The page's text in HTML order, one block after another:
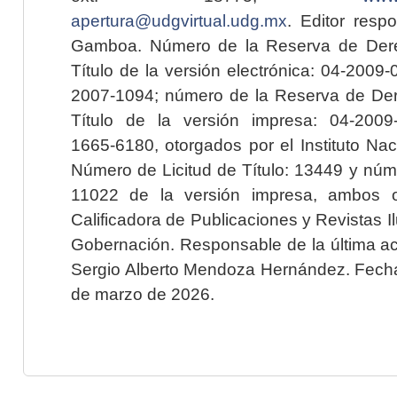
apertura@udgvirtual.udg.mx. Editor
Gamboa. Número de la Reserva de
Título de la versión electrónica: 04-2009-
2007-1094; número de la Reserva de
Título de la versión impresa: 04-2009-
1665-6180, otorgados por el Instituto
Número de Licitud de Título: 13449 y
11022 de la versión impresa, ambos
Calificadora de Publicaciones y Revistas
Gobernación. Responsable de la última
Sergio Alberto Mendoza Hernández.
de marzo de 2026.